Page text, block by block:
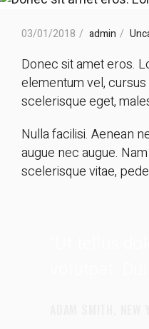
03/01/2018 admin
Donec sit amet eros.
elementum vel,
scelerisque eget,
Nulla facilisi. Aenean
augue nec augue.
scelerisque vitae,